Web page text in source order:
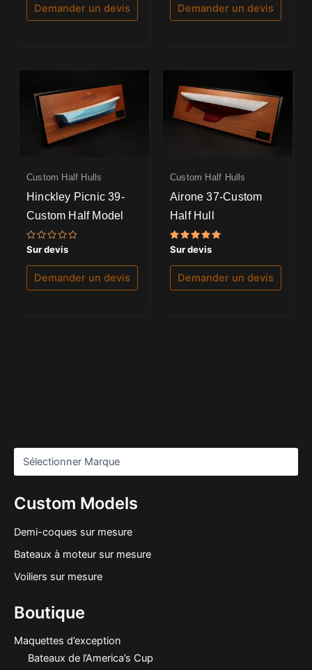
Custom Models
Demi-coques sur mesure
Bateaux à moteur sur mesure
Voiliers sur mesure
Boutique
Maquettes d’exception
Bateaux de l’America’s Cup
Demander un devis Demander un devis
Custom Half Hulls
Hinckley Picnic 39-
Custom Half Model
Note
0
sur
Sur devis
Demander un devis
Custom Half Hulls
Airone 37-Custom
Half Hull
Note
5.00
sur 5
Sur devis
Demander un devis